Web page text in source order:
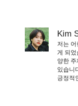
Kim
저는
게 되
양한
있습니
긍정적